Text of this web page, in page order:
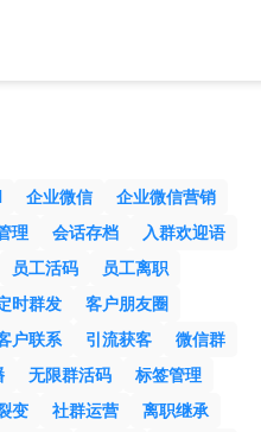
企业微信
企业微信营销
理 会话存档
入群欢迎语
员工活码
员工离职
时群发
客户朋友圈
户联系 引流获客
微信群
无限群活码
标签管理
变 社群运营
离职继承